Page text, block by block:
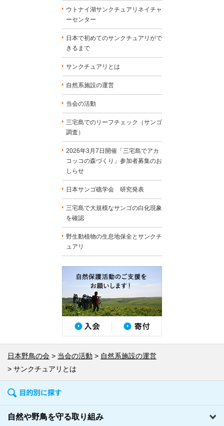
ウトナイ湖サンクチュアリネイチャ
ーセンター
日本で初めてのサンクチュアリがで
きるまで
サンクチュアリとは
自然系施設の運営
当会の活動
三宅島でのリーフチェック（サンゴ
調査）
2026年3月7日開催「三宅島でアカ
コッコの森づくり」参加者募集のお
しらせ
日本サンゴ礁学会 研究発表
三宅島で大規模なサンゴの白化現象
を確認
野生動植物の生息地保全とサンクチ
ュアリ
日本野鳥の会 当会の活動
自然系施設の運営
サンクチュアリとは
自然や野鳥を守る取り組み